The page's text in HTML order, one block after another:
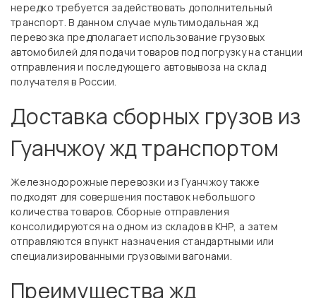
нередко требуется задействовать дополнительный
транспорт. В данном случае мультимодальная жд
перевозка предполагает использование грузовых
автомобилей для подачи товаров под погрузку на станции
отправления и последующего автовывоза на склад
получателя в России.
Доставка сборных грузов из
Гуанчжоу жд транспортом
Железнодорожные перевозки из Гуанчжоу также
подходят для совершения поставок небольшого
количества товаров. Сборные отправления
консолидируются на одном из складов в КНР, а затем
отправляются в пункт назначения стандартными или
специализированными грузовыми вагонами.
Преимущества жд